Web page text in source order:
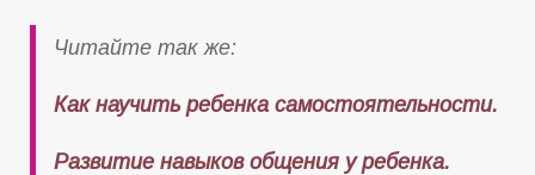
Читайте так же:
Как научить ребенка самостоятельности.
Развитие навыков общения у ребенка.